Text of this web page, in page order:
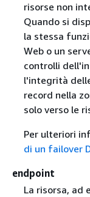
risorse non
Quando si
la stessa
Web o un
controlli
l'integrità
record nella
solo verso le
Per ulteriori
di un failover
endpoint
La risorsa, ad